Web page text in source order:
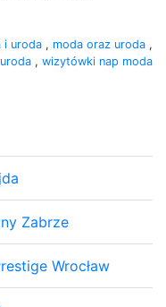
i uroda , moda oraz uroda ,
, wizytówki nap moda
Zabrze
Wrocław